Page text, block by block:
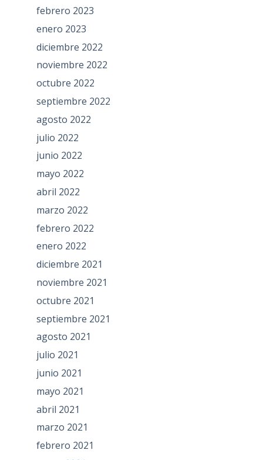
febrero 2023
enero 2023
diciembre 2022
noviembre 2022
octubre 2022
septiembre 2022
agosto 2022
julio 2022
junio 2022
mayo 2022
abril 2022
marzo 2022
febrero 2022
enero 2022
diciembre 2021
noviembre 2021
octubre 2021
septiembre 2021
agosto 2021
julio 2021
junio 2021
mayo 2021
abril 2021
marzo 2021
febrero 2021